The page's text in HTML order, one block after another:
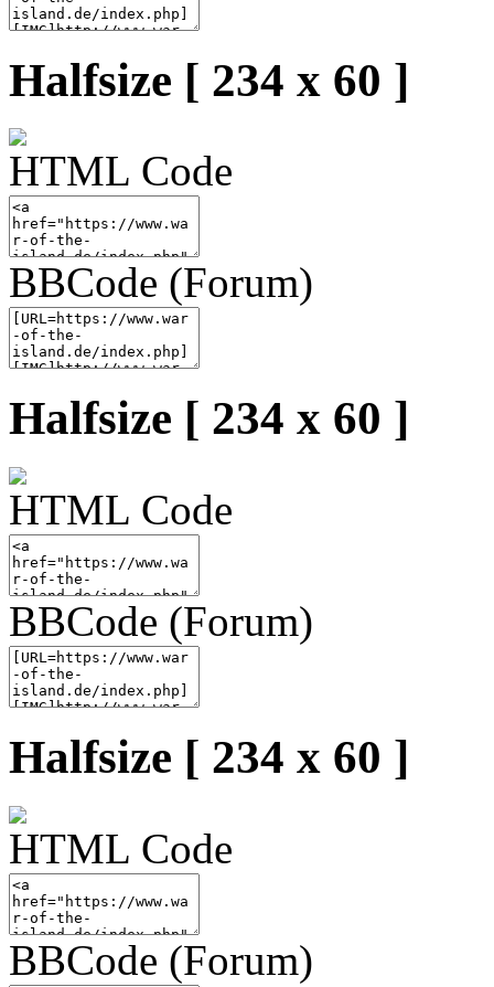
Halfsize [ 234 x 60 ]
HTML Code
BBCode (Forum)
Halfsize [ 234 x 60 ]
HTML Code
BBCode (Forum)
Halfsize [ 234 x 60 ]
HTML Code
BBCode (Forum)